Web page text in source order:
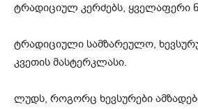
ტრადიციულ კერძებს, ყველაფერი
ტრადიციული სამზარეულო,
კვეთის მასტერკლასი.
ლუდს, როგორც ხევსურები